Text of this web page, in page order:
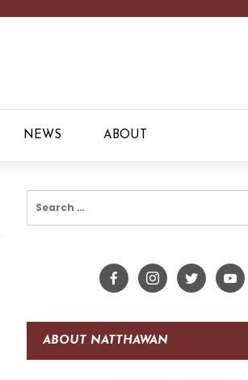
NEWS ABOUT
Search
for:
ABOUT NATTHAWAN